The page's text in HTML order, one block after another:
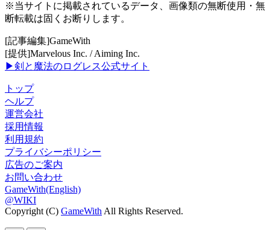
※当サイトに掲載されているデータ、画像類の無断使用・無
断転載は固くお断りします。
[記事編集]GameWith
[提供]Marvelous Inc. / Aiming Inc.
▶剣と魔法のログレス公式サイト
トップ
ヘルプ
運営会社
採用情報
利用規約
プライバシーポリシー
広告のご案内
お問い合わせ
GameWith(English)
@WIKI
Copyright (C) GameWithAll Rights Reserved.